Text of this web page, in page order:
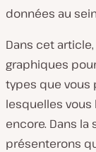
données au
Dans cet
graphiques
types que vous
lesquelles vous
encore. Dans la
présenterons